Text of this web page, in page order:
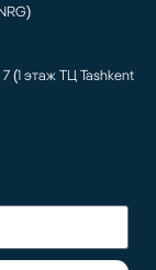
(1 этаж ТЦ Tashkent